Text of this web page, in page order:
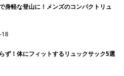
身軽な登山に！メンズのコンパクトリュ
18
ず！体にフィットするリュックサック5選